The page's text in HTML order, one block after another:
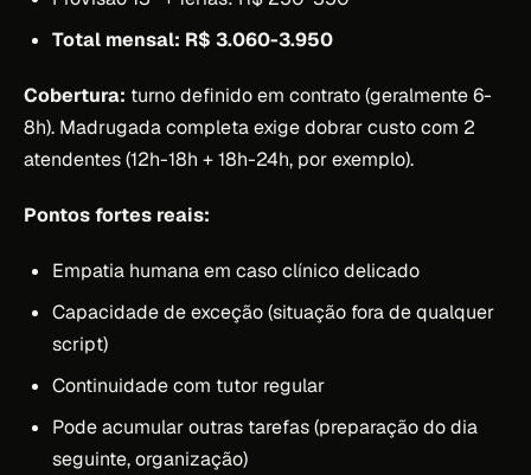
Total mensal: R$ 3.060-3.950
Cobertura: turno definido em contrato (geralmente 6-
8h). Madrugada completa exige dobrar custo com 2
atendentes (12h-18h + 18h-24h, por exemplo).
Pontos fortes reais:
Empatia humana em caso clínico delicado
Capacidade de exceção (situação fora de qualquer
script)
Continuidade com tutor regular
Pode acumular outras tarefas (preparação do dia
seguinte, organização)